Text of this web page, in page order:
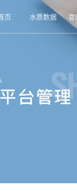
页 水质数据 官